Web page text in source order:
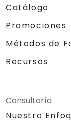
Catálogo
Promociones
Métodos de
Recursos
Consultoría
Nuestro